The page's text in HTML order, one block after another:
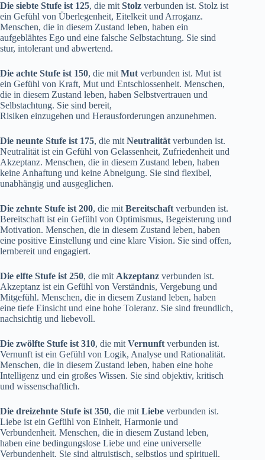
Die siebte Stufe ist 125, die mit Stolz verbunden ist. Stolz ist
ein Gefühl von Überlegenheit, Eitelkeit und Arroganz.
Menschen, die in diesem Zustand leben, haben ein
aufgeblähtes Ego und eine falsche Selbstachtung. Sie sind
stur, intolerant und abwertend.
Die achte Stufe ist 150, die mit Mut verbunden ist. Mut ist
ein Gefühl von Kraft, Mut und Entschlossenheit. Menschen,
die in diesem Zustand leben, haben Selbstvertrauen und
Selbstachtung. Sie sind bereit,
Risiken einzugehen und Herausforderungen anzunehmen.
Die neunte Stufe ist 175, die mit Neutralität verbunden ist.
Neutralität ist ein Gefühl von Gelassenheit, Zufriedenheit und
Akzeptanz. Menschen, die in diesem Zustand leben, haben
keine Anhaftung und keine Abneigung. Sie sind flexibel,
unabhängig und ausgeglichen.
Die zehnte Stufe ist 200, die mit Bereitschaft verbunden ist.
Bereitschaft ist ein Gefühl von Optimismus, Begeisterung und
Motivation. Menschen, die in diesem Zustand leben, haben
eine positive Einstellung und eine klare Vision. Sie sind offen,
lernbereit und engagiert.
Die elfte Stufe ist 250, die mit Akzeptanz verbunden ist.
Akzeptanz ist ein Gefühl von Verständnis, Vergebung und
Mitgefühl. Menschen, die in diesem Zustand leben, haben
eine tiefe Einsicht und eine hohe Toleranz. Sie sind freundlich,
nachsichtig und liebevoll.
Die zwölfte Stufe ist 310, die mit Vernunft verbunden ist.
Vernunft ist ein Gefühl von Logik, Analyse und Rationalität.
Menschen, die in diesem Zustand leben, haben eine hohe
Intelligenz und ein großes Wissen. Sie sind objektiv, kritisch
und wissenschaftlich.
Die dreizehnte Stufe ist 350, die mit Liebe verbunden ist.
Liebe ist ein Gefühl von Einheit, Harmonie und
Verbundenheit. Menschen, die in diesem Zustand leben,
haben eine bedingungslose Liebe und eine universelle
Verbundenheit. Sie sind altruistisch, selbstlos und spirituell.